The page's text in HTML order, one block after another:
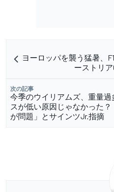
ヨーロッパを襲う猛暑、
ーストリ
次の記事
今季のウイリアムズ、重量
スが低い原因じゃなかった
が問題」とサインツJr.指摘